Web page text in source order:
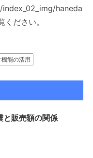
haneda
ださい。
能の活用
と販売額の関係